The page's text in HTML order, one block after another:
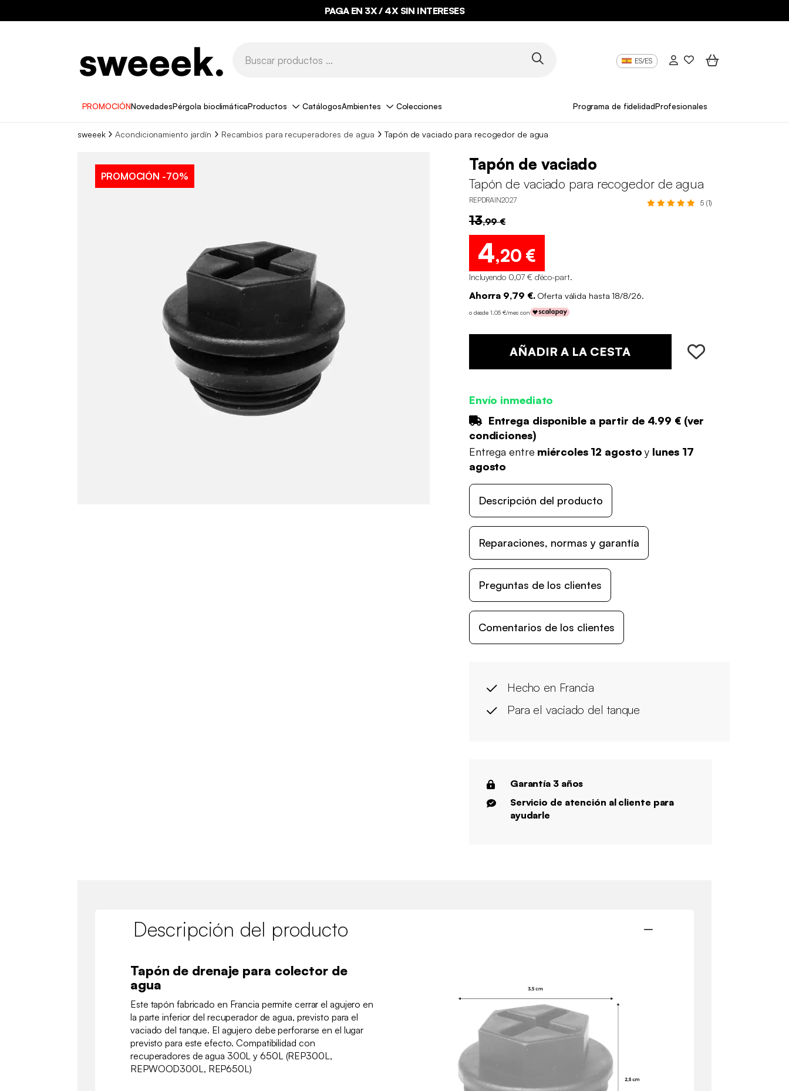
PAGA EN 3X / 4X SIN INTERESES
ES/ES
PROMOCIÓNNovedadesPérgola bioclimáticaProductos CatálogosAmbientes Colecciones Programa de fidelidadProfesionales
sweeek Acondicionamiento jardín Recambios para recuperadores de agua Tapón de vaciado para recogedor de agua
PROMOCIÓN -70%
Tapón de vaciado
Tapón de vaciado para recogedor de agua
REPDRAIN2027 5 (1)
13,99 €
4,20 €
Incluyendo 0,07 € d'éco-part.
Ahorra 9,79 €. Oferta válida hasta 18/8/26.
o desde 1,05 €/mes con
AÑADIR A LA CESTA
Envío inmediato
Entrega disponible a partir de 4.99 € (ver
condiciones)
Entrega entre miércoles 12 agostoy lunes 17
agosto
Descripción del producto
Reparaciones, normas y garantía
Preguntas de los clientes
Comentarios de los clientes
Hecho en Francia
Para el vaciado del tanque
Garantía 3 años
Servicio de atención al cliente para
ayudarle
Descripción del producto
Tapón de drenaje para colector de
agua
Este tapón fabricado en Francia permite cerrar el agujero en
la parte inferior del recuperador de agua, previsto para el
vaciado del tanque. El agujero debe perforarse en el lugar
previsto para este efecto. Compatibilidad con
recuperadores de agua 300L y 650L (REP300L,
REPWOOD300L, REP650L)